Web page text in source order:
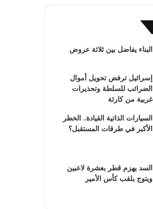
البناء يفاضل بين ثلاثة عروض
إسرائيل ترفض تحويل أموال
الضرائب للسلطة وتحذيرات
غربية من كارثة
السيارات الذاتية القيادة.. الخطر
الأكبر في طرقات المستقبل؟
السد يهزم قطر بعشرة لاعبين
ويتوج بلقب كأس الأمير